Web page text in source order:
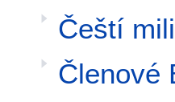
Čeští
Členové